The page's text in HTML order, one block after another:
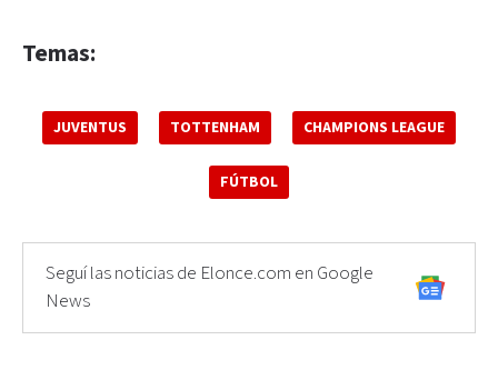
Temas:
JUVENTUS TOTTENHAM CHAMPIONS LEAGUE
FÚTBOL
Seguí las noticias de Elonce.com en Google
News